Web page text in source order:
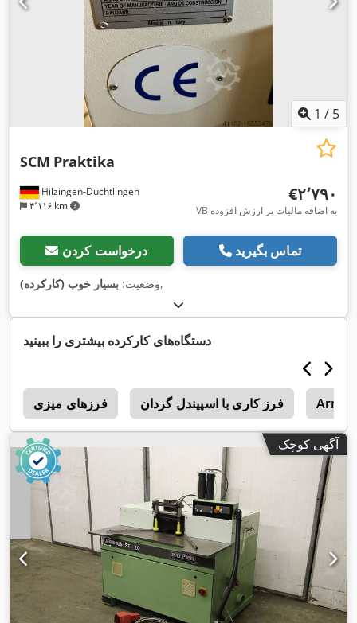
1 / 5
Hilzingen-Duchtlingen
۴٬۱۱۶ km
SCM Praktika
‎€۲٬۷۹۰
VB به اضافه مالیات بر ارزش افزوده
درخواست کردن تماس بگیرید
وضعیت: بسیار خوب (کارکرده) ,
دستگاه‌های کارکرده بیشتری را ببینید
فرزهای میزی فرز کاری با اسپیندل گردان
آگهی کوچک